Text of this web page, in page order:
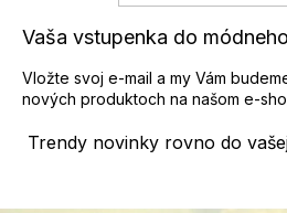
Trendy novinky rovno do
Vaša vstupenka do
Vložte svoj e-mail a my Vám
nových produktoch na našom e-